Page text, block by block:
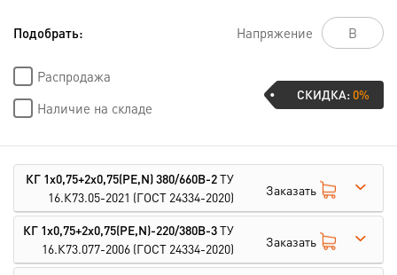
Подобрать: Напряжение
Распродажа
Наличие на складе
СКИДКА:0%
КГ 1х0,75+2х0,75(PE,N) 380/660В-2ТУ
16.К73.05-2021 (ГОСТ 24334-2020) Заказать
КГ 1х0,75+2х0,75(PE,N)-220/380В-3ТУ
16.К73.077-2006 (ГОСТ 24334-2020) Заказать